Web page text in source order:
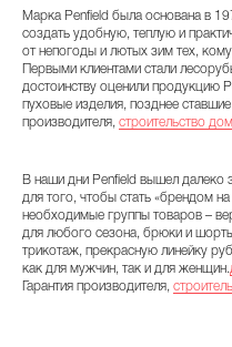
Марка Penfield была основана в
создать удобную, теплую и
от непогоды и лютых зим тех,
Первыми клиентами стали
достоинству оценили продукцию
пуховые изделия, позднее
производителя, строительство
В наши дни Penfield вышел далеко
для того, чтобы стать «брендом
необходимые группы товаров –
для любого сезона, брюки и
трикотаж, прекрасную линейку
как для мужчин, так и для женщин.
Гарантия производителя,